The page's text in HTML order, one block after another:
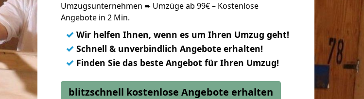
Umzugsunternehmen ➨ Umzüge ab 99€ – Kostenlose
Angebote in 2 Min.
✓ Wir helfen Ihnen, wenn es um Ihren Umzug geht!
✓ Schnell & unverbindlich Angebote erhalten!
✓ Finden Sie das beste Angebot für Ihren Umzug!
blitzschnell kostenlose Angebote erhalten